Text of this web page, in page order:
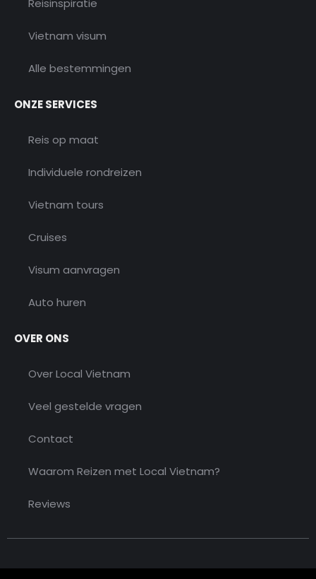
Reisinspiratie
Vietnam visum
Alle bestemmingen
ONZE SERVICES
Reis op maat
Individuele rondreizen
Vietnam tours
Cruises
Visum aanvragen
Auto huren
OVER ONS
Over Local Vietnam
Veel gestelde vragen
Contact
Waarom Reizen met Local Vietnam?
Reviews